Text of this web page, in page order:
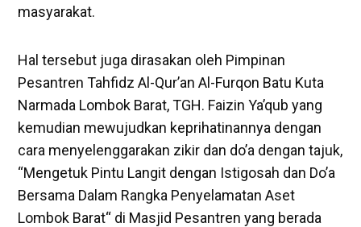
masyarakat.
Hal tersebut juga dirasakan oleh Pimpinan
Pesantren Tahfidz Al-Qur’an Al-Furqon Batu Kuta
Narmada Lombok Barat, TGH. Faizin Ya’qub yang
kemudian mewujudkan keprihatinannya dengan
cara menyelenggarakan zikir dan do’a dengan tajuk,
“Mengetuk Pintu Langit dengan Istigosah dan Do’a
Bersama Dalam Rangka Penyelamatan Aset
Lombok Barat“ di Masjid Pesantren yang berada